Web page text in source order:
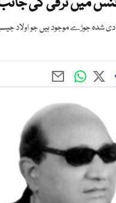
شدہ جوڑے موجود ہیں جو اولاد